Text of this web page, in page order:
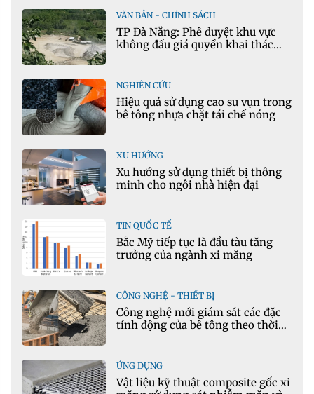
VĂN BẢN - CHÍNH SÁCH
TP Đà Nẵng: Phê duyệt khu vực
không đấu giá quyền khai thác
NGHIÊN CỨU
Hiệu quả sử dụng cao su vụn trong
bê tông nhựa chặt tái chế nóng
XU HƯỚNG
Xu hướng sử dụng thiết bị thông
minh cho ngôi nhà hiện đại
TIN QUỐC TẾ
Bắc Mỹ tiếp tục là đầu tàu tăng
trưởng của ngành xi măng
CÔNG NGHỆ - THIẾT BỊ
Công nghệ mới giám sát các đặc
tính động của bê tông theo thời
ỨNG DỤNG
Vật liệu kỹ thuật composite gốc xi